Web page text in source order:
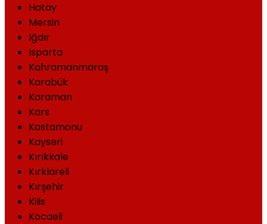
Hatay
Mersin
Iğdır
Isparta
Kahramanmaraş
Karabük
Karaman
Kars
Kastamonu
Kayseri
Kırıkkale
Kırklareli
Kırşehir
Kilis
Kocaeli